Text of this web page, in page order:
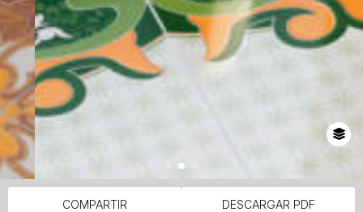
COMPARTIR DESCARGAR PDF